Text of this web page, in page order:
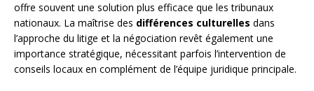
offre souvent une solution plus efficace que les tribunaux
nationaux. La maîtrise des différences culturelles dans
l’approche du litige et la négociation revêt également une
importance stratégique, nécessitant parfois l’intervention de
conseils locaux en complément de l’équipe juridique principale.